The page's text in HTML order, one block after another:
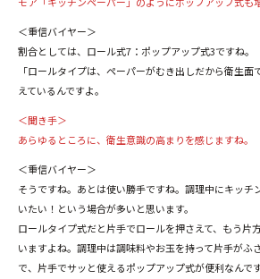
＜重信バイヤー＞
割合としては、ロール式7：ポップアップ式3ですね。
「ロールタイプは、ペーパーがむき出しだから衛生
えているんですよ。
＜聞き手＞
あらゆるところに、衛生意識の高まりを感じますね。
＜重信バイヤー＞
そうですね。あとは使い勝手ですね。調理中にキッチ
いたい！という場合が多いと思います。
ロールタイプ式だと片手でロールを押さえて、もう片
いますよね。調理中は調味料やお玉を持って片手がふ
で、片手でサッと使えるポップアップ式が便利なんです